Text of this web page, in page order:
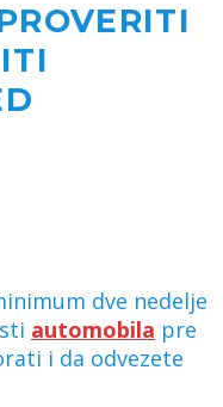
dve nedelje
automobila pre
i da odvezete